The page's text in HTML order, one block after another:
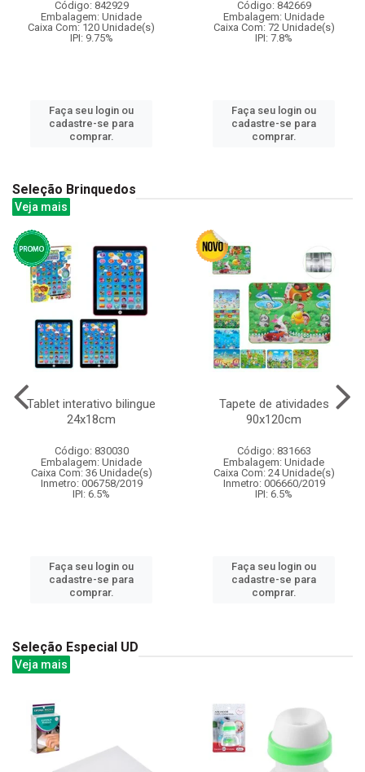
Código: 842929
Embalagem: Unidade
Caixa Com: 120 Unidade(s)
IPI: 9.75%
Faça seu login ou
cadastre-se para
comprar.
Código: 842669
Embalagem: Unidade
Caixa Com: 72 Unidade(s)
IPI: 7.8%
Faça seu login ou
cadastre-se para
comprar.
Seleção Brinquedos
Veja mais
Tablet interativo bilingue
24x18cm
Código: 830030
Embalagem: Unidade
Caixa Com: 36 Unidade(s)
Inmetro: 006758/2019
IPI: 6.5%
Faça seu login ou
cadastre-se para
comprar.
Tapete de atividades
90x120cm
Código: 831663
Embalagem: Unidade
Caixa Com: 24 Unidade(s)
Inmetro: 006660/2019
IPI: 6.5%
Faça seu login ou
cadastre-se para
comprar.
Seleção Especial UD
Veja mais